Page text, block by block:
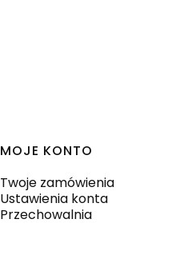
MOJE KONTO
Twoje zamówienia
Ustawienia konta
Przechowalnia